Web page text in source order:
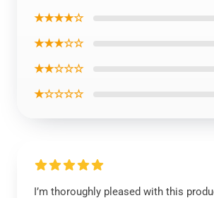
★★★★☆
★★★☆☆
★★☆☆☆
★☆☆☆☆
I’m thoroughly pleased with this